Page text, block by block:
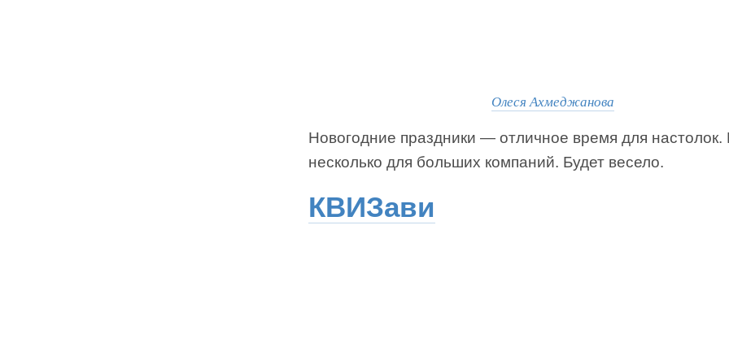
Олеся Ахмеджанова
Новогодние праздники — отличное время для
несколько для больших компаний. Будет весело.
КВИЗави